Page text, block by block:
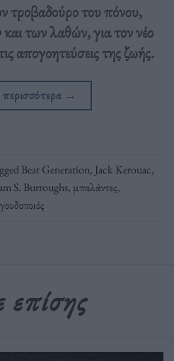
τροβαδούρο του πόνου,
των λαθών, για τον νέο
απογοητεύσεις της ζωής.
→
Beat Generation, Jack Kerouac,
S. Burroughs, μπαλάντες,
επίσης